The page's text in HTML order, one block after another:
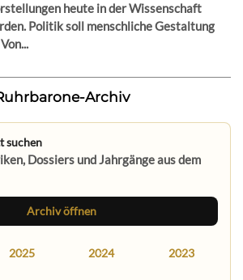
heute in der Wissenschaft
Politik soll menschliche Gestaltung
Archiv
suchen
Dossiers und Jahrgänge aus dem
Archiv öffnen
2025 2024 2023